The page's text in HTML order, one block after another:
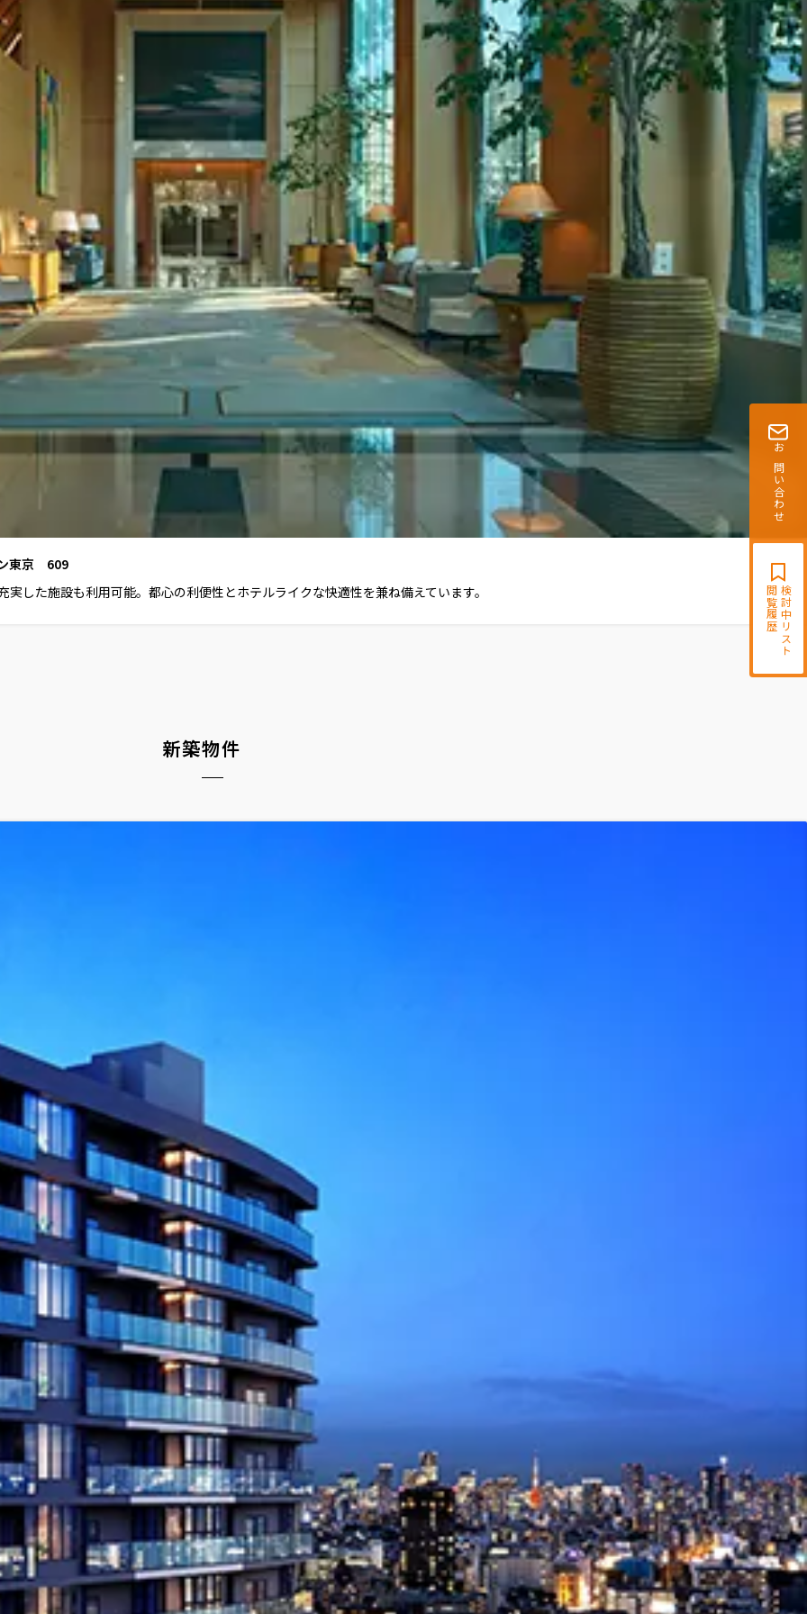
お問い合わせ
検討中リスト
閲覧履歴
ン東京 609
した施設も利用可能。都心の利便性とホテルライクな快適性を兼ね備えています。
新築物件